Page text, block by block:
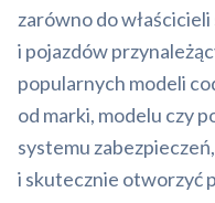
zarówno do
i pojazdów
popularnych modeli
od marki, modelu czy
systemu
i skutecznie otworzyć